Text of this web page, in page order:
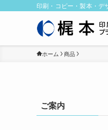
印刷・コピー・製本・デ
ホーム 商品
ご案内